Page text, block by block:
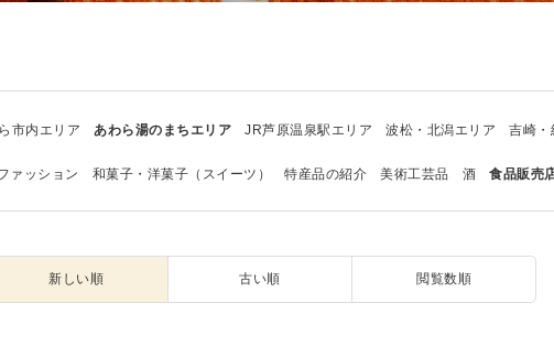
市内エリア あわら湯のまちエリア JR芦原温泉駅エリア 波松・北潟エリア 吉崎・
ァッション 和菓子・洋菓子（スイーツ） 特産品の紹介 美術工芸品 酒 食品販売
新しい順 古い順 閲覧数順